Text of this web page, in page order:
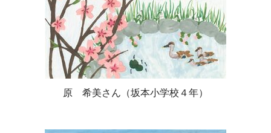
原 希美さん（坂本小学校４年）